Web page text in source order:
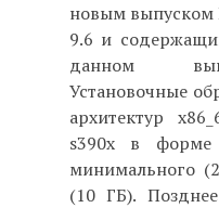
новым выпуском
9.6 и
данном
Установочные
архитектур
s390x в форме
минимального
(10 ГБ).